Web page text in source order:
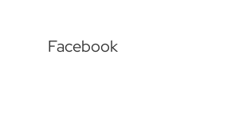
Facebook